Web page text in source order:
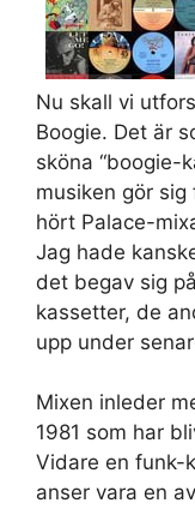
Nu skall vi
Boogie. Det är
sköna “boogie-
musiken gör
hört Palace-
Jag hade
det begav sig
kassetter, de
upp under
Mixen inleder
1981 som har
Vidare en funk-
anser vara en